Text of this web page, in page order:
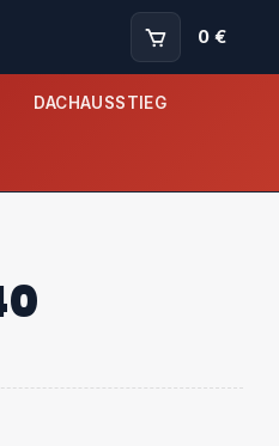
0 €
DACHAUSSTIEG